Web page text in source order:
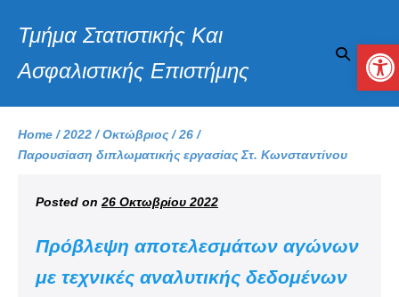
Τμήμα Στατιστικής Και
Ασφαλιστικής Επιστήμης
Home /2022 /Οκτώβριος /26 /
Παρουσίαση διπλωματικής εργασίας Στ. Κωνσταντίνου
Posted on 26 Οκτωβρίου 2022
Πρόβλεψη αποτελεσμάτων αγώνων
με τεχνικές αναλυτικής δεδομένων